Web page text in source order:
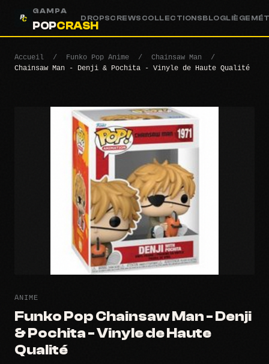
GAMPA
POPCRASH
DROPSCREWS COLLECTIONSBLOGLIÈGE
Accueil / Funko Pop Anime / Chainsaw Man
/
Chainsaw Man - Denji & Pochita - Vinyle de Haute Qualité
ANIME
Funko Pop Chainsaw Man - Denji
& Pochita - Vinyle de Haute
Qualité